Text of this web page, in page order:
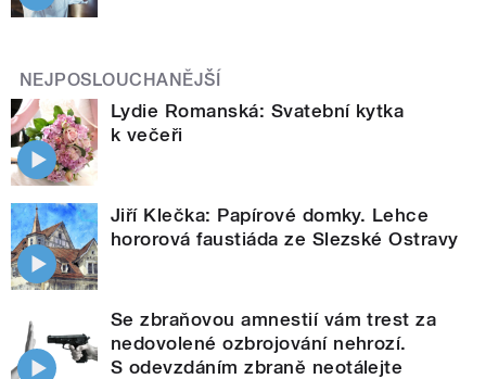
NEJPOSLOUCHANĚJŠÍ
Lydie Romanská: Svatební kytka
k večeři
Jiří Klečka: Papírové domky. Lehce
hororová faustiáda ze Slezské Ostravy
Se zbraňovou amnestií vám trest za
nedovolené ozbrojování nehrozí.
S odevzdáním zbraně neotálejte